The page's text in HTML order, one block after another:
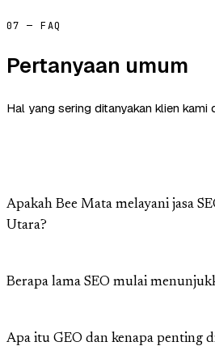
07 — FAQ
Pertanyaan umum
Hal yang sering ditanyakan klien kami
Apakah Bee Mata melayani jasa
Utara?
Berapa lama SEO mulai
Apa itu GEO dan kenapa penting